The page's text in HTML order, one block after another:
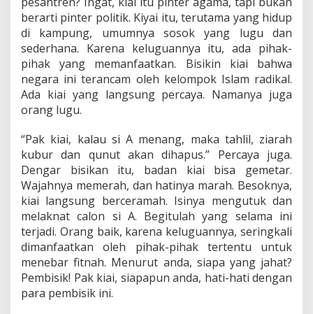
berarti pinter politik. Kiyai itu, terutama yang hidup
di kampung, umumnya sosok yang lugu dan
sederhana. Karena keluguannya itu, ada pihak-
pihak yang memanfaatkan. Bisikin kiai bahwa
negara ini terancam oleh kelompok Islam radikal.
Ada kiai yang langsung percaya. Namanya juga
orang lugu.
“Pak kiai, kalau si A menang, maka tahlil, ziarah
kubur dan qunut akan dihapus.” Percaya juga.
Dengar bisikan itu, badan kiai bisa gemetar.
Wajahnya memerah, dan hatinya marah. Besoknya,
kiai langsung berceramah. Isinya mengutuk dan
melaknat calon si A. Begitulah yang selama ini
terjadi. Orang baik, karena keluguannya, seringkali
dimanfaatkan oleh pihak-pihak tertentu untuk
menebar fitnah. Menurut anda, siapa yang jahat?
Pembisik! Pak kiai, siapapun anda, hati-hati dengan
para pembisik ini.